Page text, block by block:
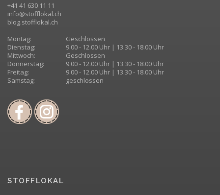
+41 41 630 11 11
info@stofflokal.ch
blog.stofflokal.ch
Montag:
Geschlossen
Dienstag:
9.00 - 12.00 Uhr | 13.30 - 18.00 Uhr
Mittwoch:
Geschlossen
Donnerstag:
9.00 - 12.00 Uhr | 13.30 - 18.00 Uhr
Freitag:
9.00 - 12.00 Uhr | 13.30 - 18.00 Uhr
Samstag:
geschlossen
STOFFLOKAL